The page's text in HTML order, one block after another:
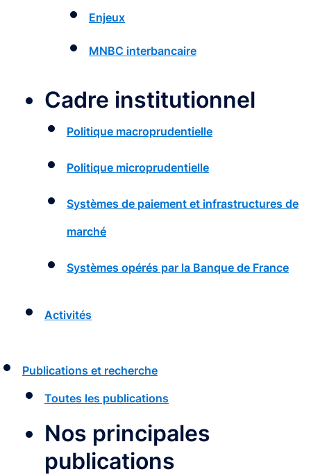
Enjeux
MNBC interbancaire
Cadre institutionnel
Politique macroprudentielle
Politique microprudentielle
Systèmes de paiement et infrastructures de
marché
Systèmes opérés par la Banque de France
Activités
Publications et recherche
Toutes les publications
Nos principales
publications